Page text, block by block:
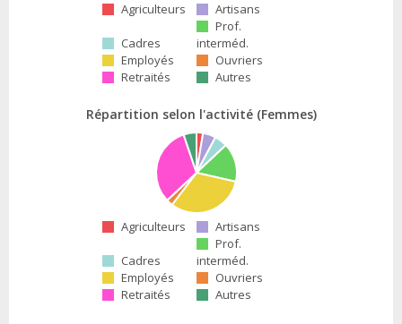
Agriculteurs Artisans
Cadres
Prof.
interméd.
Employés
Ouvriers
Retraités
Autres
Répartition selon l'activité (Femmes)
Agriculteurs Artisans
Cadres
Prof.
interméd.
Employés
Ouvriers
Retraités
Autres